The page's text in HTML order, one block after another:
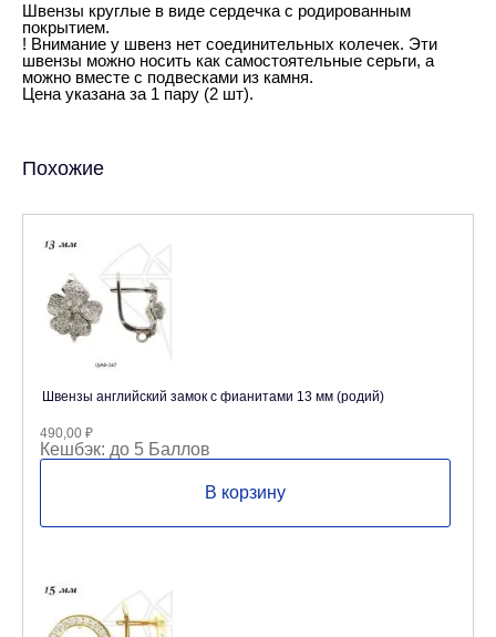
Швензы круглые в виде сердечка с родированным
покрытием.
! Внимание у швенз нет соединительных колечек. Эти
швензы можно носить как самостоятельные серьги, а
можно вместе с подвесками из камня.
Цена указана за 1 пару (2 шт).
Похожие
Швензы английский замок с фианитами 13 мм (родий)
490,00 ₽
Кешбэк: до 5 Баллов
В корзину